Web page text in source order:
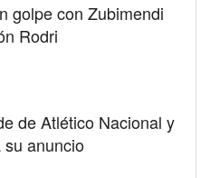
golpe con Zubimendi
Rodri
de Atlético Nacional y
anuncio